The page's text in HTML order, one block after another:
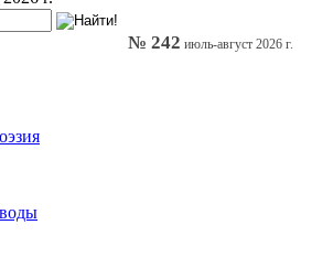
№ 242 июль-август 2026 г.